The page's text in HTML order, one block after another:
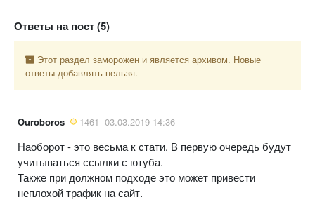
Ответы на пост (5)
Этот раздел заморожен и является архивом. Новые
ответы добавлять нельзя.
Ouroboros 1461 03.03.2019 14:36
Наоборот - это весьма к стати. В первую очередь будут
учитываться ссылки с ютуба.
Также при должном подходе это может привести
неплохой трафик на сайт.